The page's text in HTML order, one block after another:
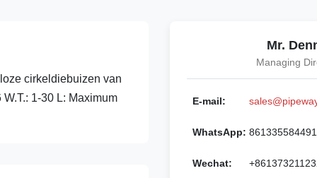
cirkeldiebuizen van
1-30 L: Maximum
Mr.
Managing
E-mail:
WhatsApp:
Wechat: